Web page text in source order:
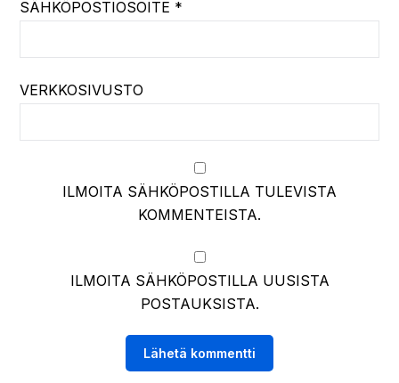
SÄHKÖPOSTIOSOITE *
VERKKOSIVUSTO
ILMOITA SÄHKÖPOSTILLA TULEVISTA
KOMMENTEISTA.
ILMOITA SÄHKÖPOSTILLA UUSISTA
POSTAUKSISTA.